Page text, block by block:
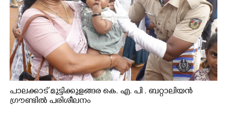
പാലക്കാട് മുട്ടിക്കുളങ്ങര കെ. എ. പി . ബറ്റാലിയൻ
ഗ്രൗണ്ടിൽ പരിശീലനം